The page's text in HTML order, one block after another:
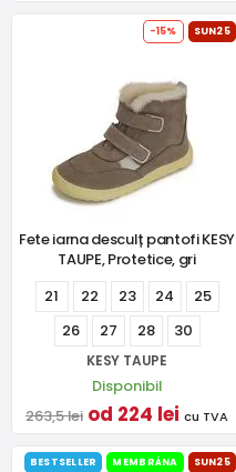
-15% SUN25
Fete iarna desculț pantofi KESY
TAUPE, Protetice, gri
21
22 23 24
25
26
27 28 30
KESY TAUPE
Disponibil
263,5 lei od 224 lei cu TVA
BESTSELLER MEMBRÁNA SUN25